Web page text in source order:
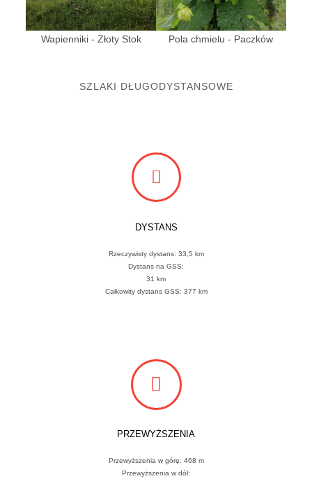
Wapienniki - Złoty Stok Pola chmielu - Paczków
SZLAKI DŁUGODYSTANSOWE
DYSTANS
Rzeczywisty dystans: 33,5 km
Dystans na GSS:
31 km
Całkowity dystans GSS: 377 km
PRZEWYŻSZENIA
Przewyższenia w górę: 468 m
Przewyższenia w dół: